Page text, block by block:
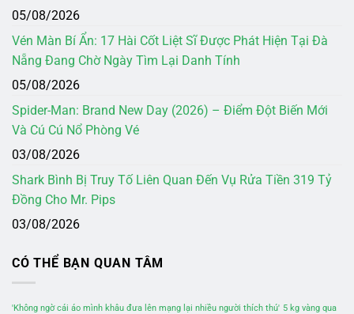
05/08/2026
Vén Màn Bí Ẩn: 17 Hài Cốt Liệt Sĩ Được Phát Hiện Tại Đà
Nẵng Đang Chờ Ngày Tìm Lại Danh Tính
05/08/2026
Spider-Man: Brand New Day (2026) – Điểm Đột Biến Mới
Và Cú Cú Nổ Phòng Vé
03/08/2026
Shark Bình Bị Truy Tố Liên Quan Đến Vụ Rửa Tiền 319 Tỷ
Đồng Cho Mr. Pips
03/08/2026
CÓ THỂ BẠN QUAN TÂM
'Không ngờ cái áo mình khâu đưa lên mạng lại nhiều người thích thú' 5 kg vàng qua